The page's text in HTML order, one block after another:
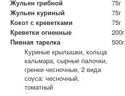
Жульен грибной
75г
Жульен куриный
75г
Кокот с креветками
75г
Креветки огненные
200г
Пивная тарелка
500г
Куриные крылышки, кольца
кальмара, сырные палочки,
гренки чесночные, 2 вида
соуса: чесночный,
томатный